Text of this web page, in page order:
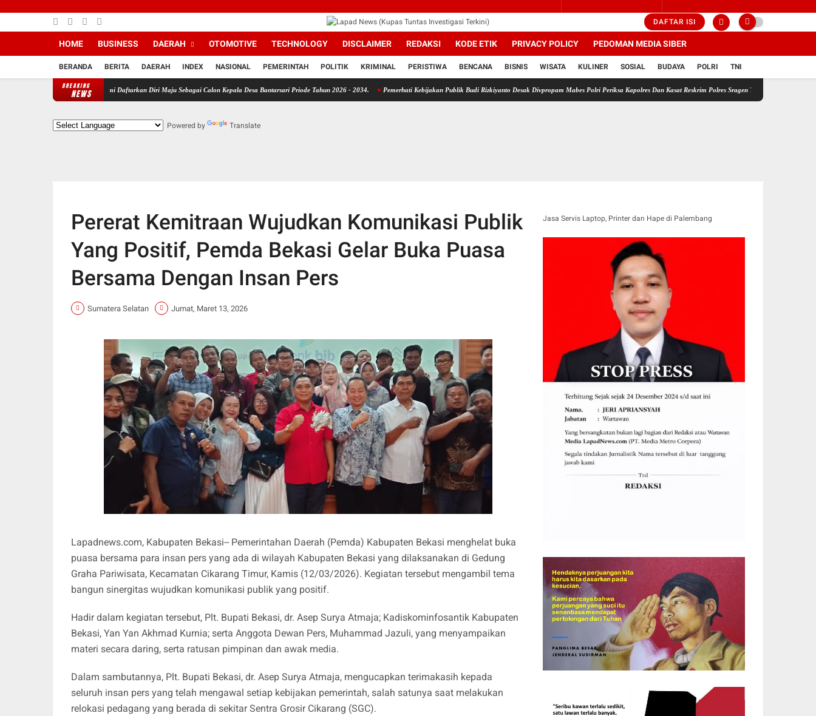
DAFTAR ISI
HOME BUSINESS DAERAH OTOMOTIVE TECHNOLOGY DISCLAIMER REDAKSI KODE ETIK PRIVACY POLICY PEDOMAN MEDIA SIBER
BERANDA BERITA DAERAH INDEX NASIONAL PEMERINTAH POLITIK KRIMINAL PERISTIWA BENCANA BISNIS WISATA KULINER SOSIAL BUDAYA POLRI TNI
BREAKING
NEWS
Pendukung MJS Resmi Daftarkan Diri Maju Sebagai Calon Kepala Desa Bantarsari Priode Tahun 2026 - 2034. Pemerhati Kebijakan Publik Budi Rizkiyanto Desak Divpropam Mabes Polri Periksa Kapolres Dan Kasat Reskrim Polres Sragen Transparansi Adalah Kunci
Powered by Translate
Pererat Kemitraan Wujudkan Komunikasi Publik
Yang Positif, Pemda Bekasi Gelar Buka Puasa
Bersama Dengan Insan Pers
Sumatera Selatan Jumat, Maret 13, 2026
Lapadnews.com, Kabupaten Bekasi-- Pemerintahan Daerah (Pemda) Kabupaten Bekasi menghelat buka
puasa bersama para insan pers yang ada di wilayah Kabupaten Bekasi yang dilaksanakan di Gedung
Graha Pariwisata, Kecamatan Cikarang Timur, Kamis (12/03/2026). Kegiatan tersebut mengambil tema
bangun sinergitas wujudkan komunikasi publik yang positif.
Hadir dalam kegiatan tersebut, Plt. Bupati Bekasi, dr. Asep Surya Atmaja; Kadiskominfosantik Kabupaten
Bekasi, Yan Yan Akhmad Kurnia; serta Anggota Dewan Pers, Muhammad Jazuli, yang menyampaikan
materi secara daring, serta ratusan pimpinan dan awak media.
Dalam sambutannya, Plt. Bupati Bekasi, dr. Asep Surya Atmaja, mengucapkan terimakasih kepada
seluruh insan pers yang telah mengawal setiap kebijakan pemerintah, salah satunya saat melakukan
relokasi pedagang yang berada di sekitar Sentra Grosir Cikarang (SGC).
Jasa Servis Laptop, Printer dan Hape di Palembang